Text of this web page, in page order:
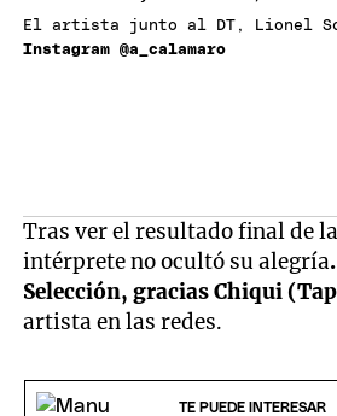
El artista junto al DT, Lionel
Instagram @a_calamaro
Tras ver el resultado final de
intérprete no ocultó su alegría
Selección, gracias Chiqui
artista en las redes.
TE PUEDE INTERESAR